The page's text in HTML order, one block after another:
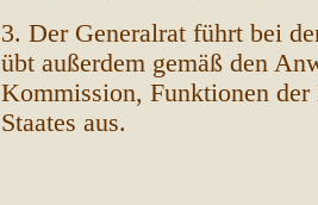
3. Der Generalrat führt bei
übt außerdem gemäß den
Kommission, Funktionen
Staates aus.